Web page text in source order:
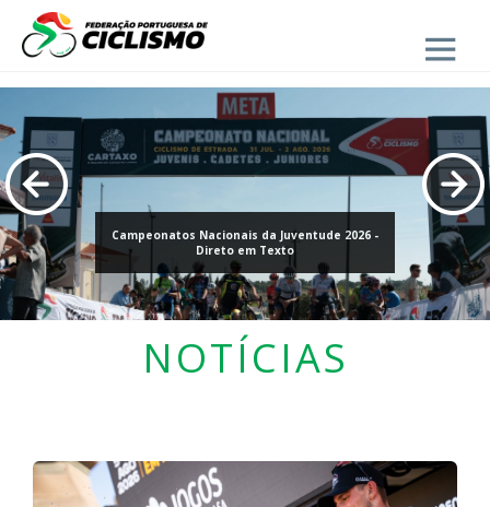
Close
Tavira-Crédito Agrícola brilha no dia de sonho de
Rui Oliveira
NOTÍCIAS